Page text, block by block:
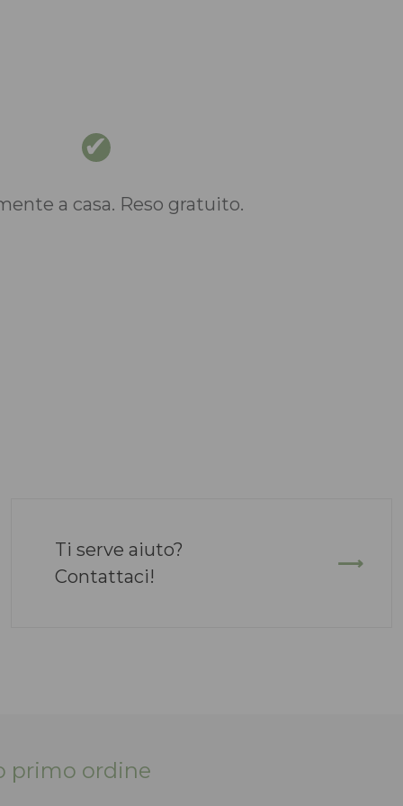
a casa. Reso gratuito.
Ti serve aiuto?
Contattaci!
primo ordine